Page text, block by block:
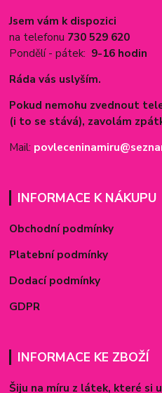
Jsem vám k dispozici
na telefonu 730 529 620
Pondělí - pátek: 9-16 hodin
Ráda vás uslyším.
Pokud nemohu zvednout
(i to se stává), zavolám
Mail:
INFORMACE K NÁKUPU
Obchodní podmínky
Platební podmínky
Dodací podmínky
GDPR
INFORMACE KE ZBOŽÍ
Šiju na míru z látek, které si